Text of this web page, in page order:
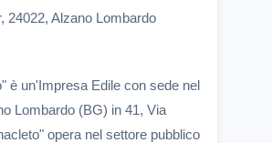
24022, Alzano Lombardo
è un'Impresa Edile con sede nel
Lombardo (BG) in 41, Via
opera nel settore pubblico